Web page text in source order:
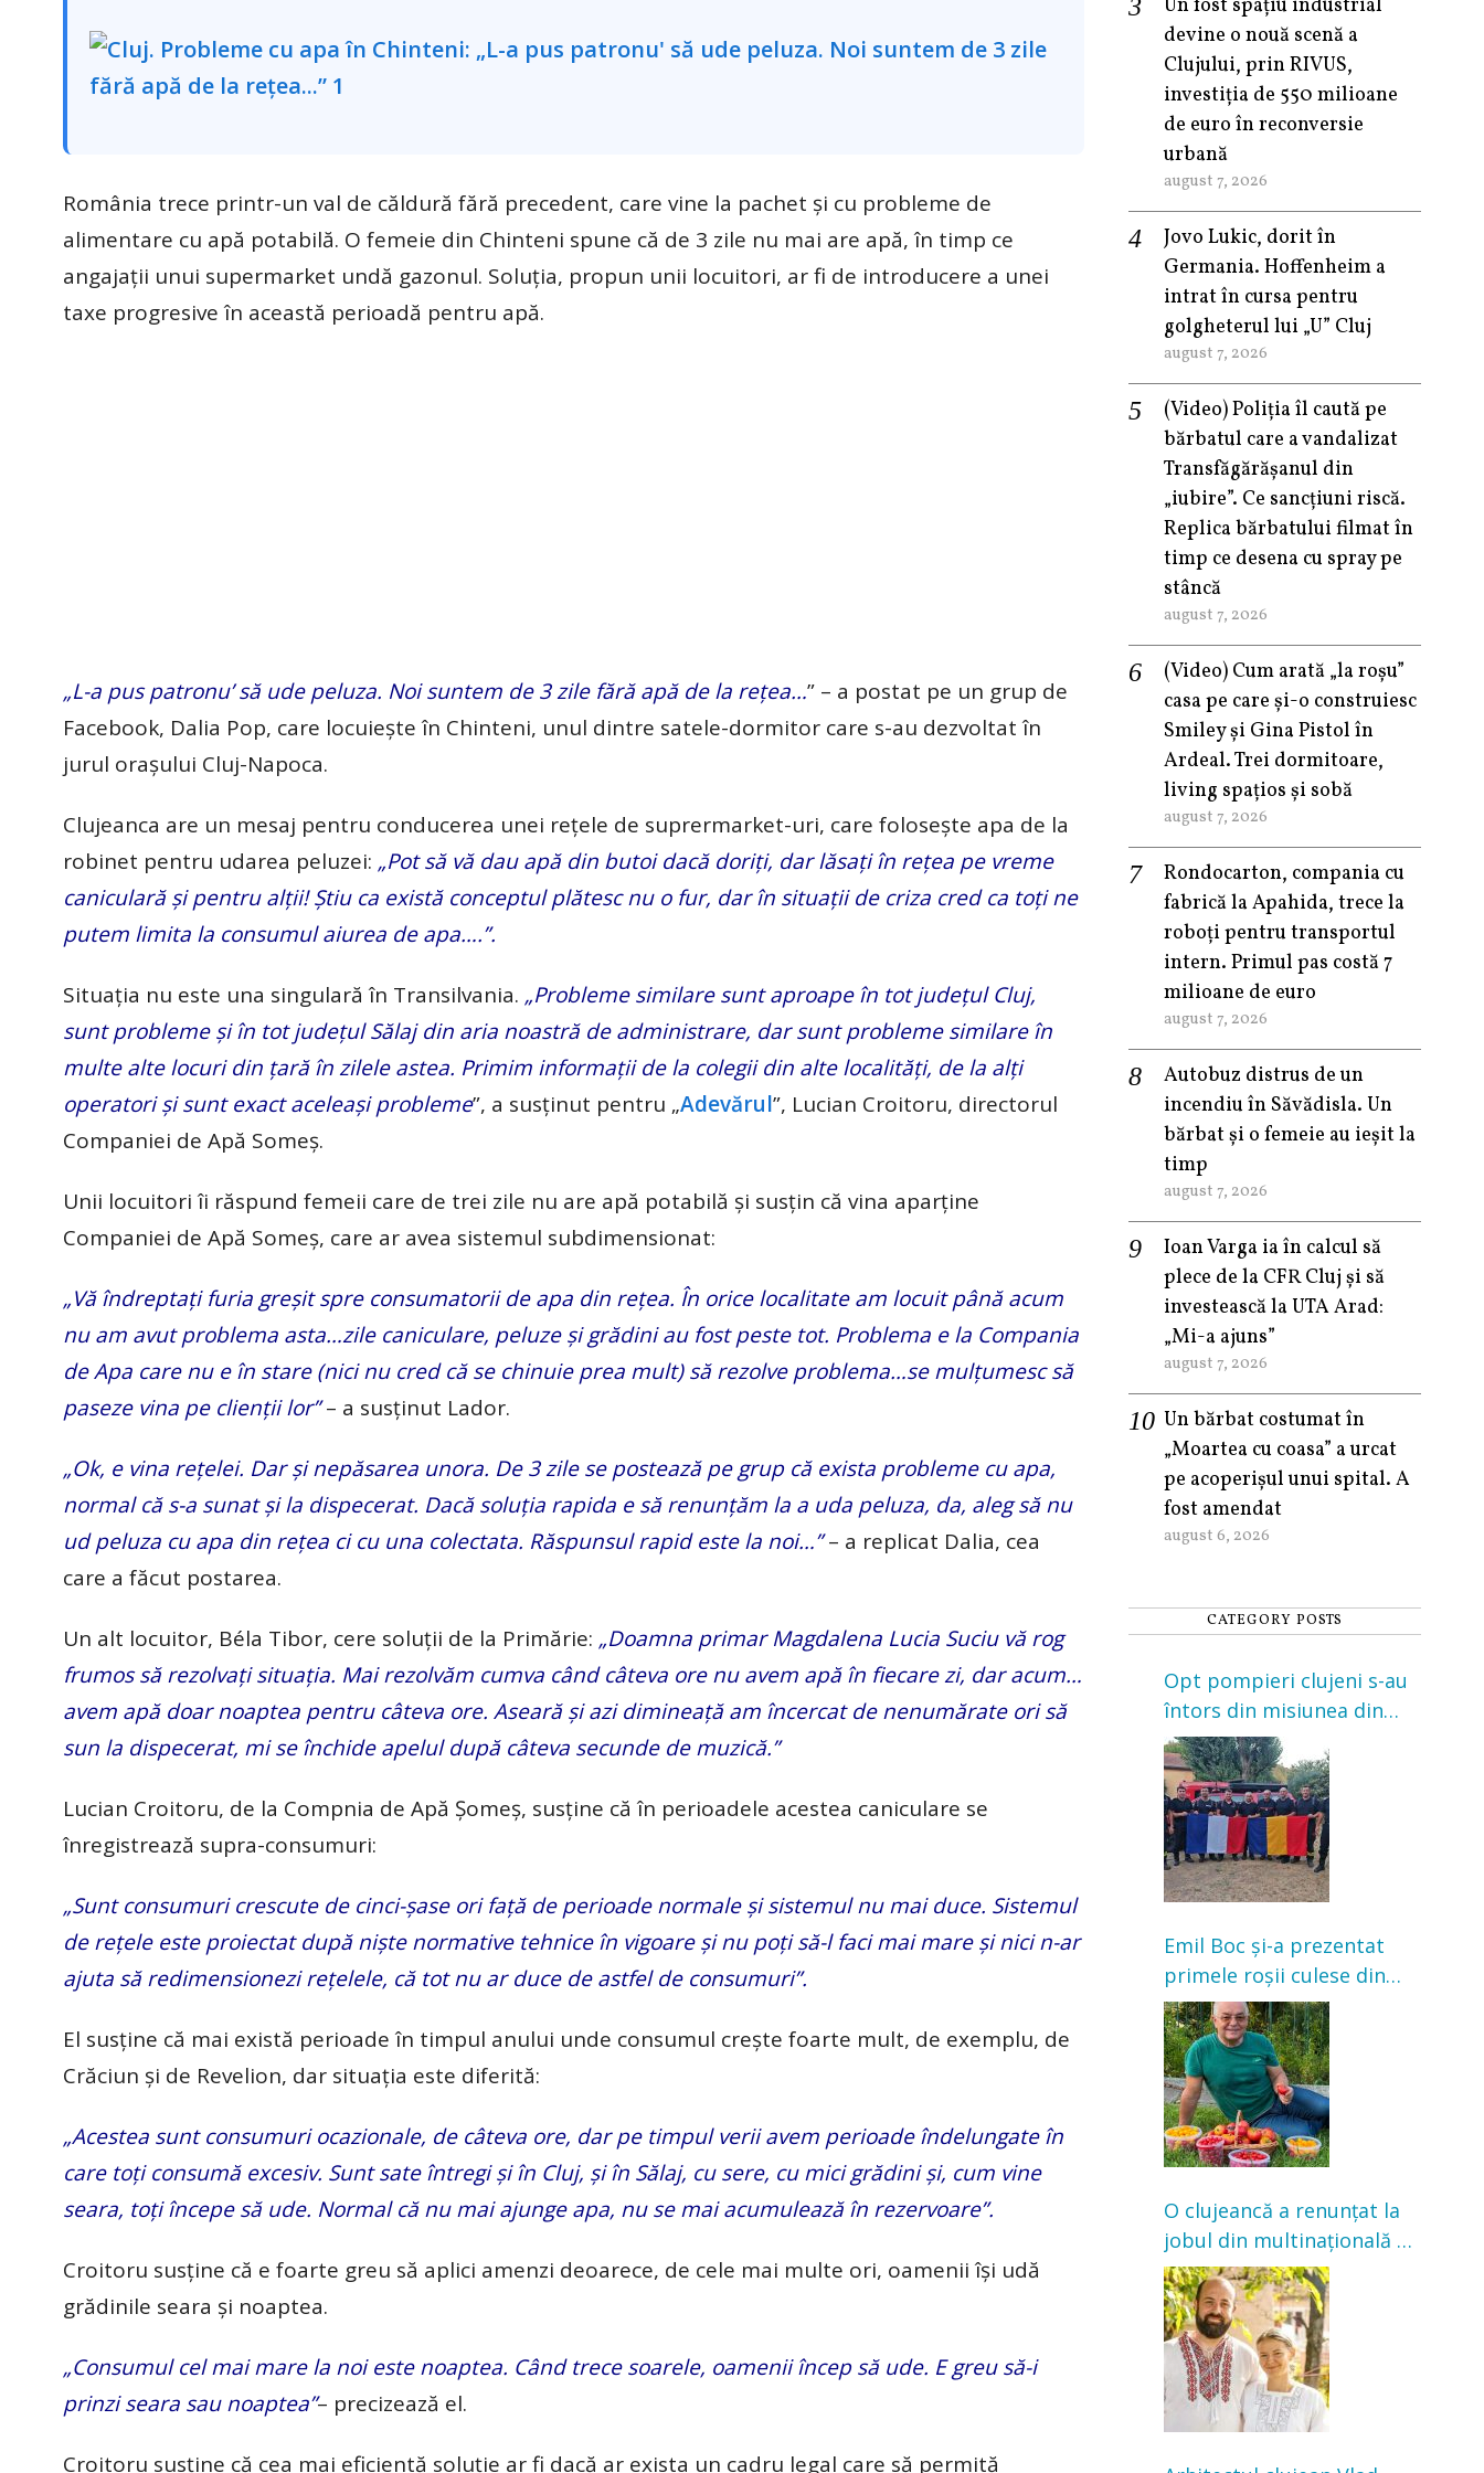
România trece printr-un val de căldură fără precedent, care vine la pachet și cu probleme de
alimentare cu apă potabilă. O femeie din Chinteni spune că de 3 zile nu mai are apă, în timp ce
angajații unui supermarket undă gazonul. Soluția, propun unii locuitori, ar fi de introducere a unei
taxe progresive în această perioadă pentru apă.
„L-a pus patronu’ să ude peluza. Noi suntem de 3 zile fără apă de la rețea…” – a postat pe un grup de
Facebook, Dalia Pop, care locuiește în Chinteni, unul dintre satele-dormitor care s-au dezvoltat în
jurul orașului Cluj-Napoca.
Clujeanca are un mesaj pentru conducerea unei rețele de suprermarket-uri, care folosește apa de la
robinet pentru udarea peluzei: „Pot să vă dau apă din butoi dacă doriți, dar lăsați în rețea pe vreme
caniculară și pentru alții! Știu ca există conceptul plătesc nu o fur, dar în situații de criza cred ca toți ne
putem limita la consumul aiurea de apa….”.
Situația nu este una singulară în Transilvania. „Probleme similare sunt aproape în tot județul Cluj,
sunt probleme și în tot județul Sălaj din aria noastră de administrare, dar sunt probleme similare în
multe alte locuri din țară în zilele astea. Primim informații de la colegii din alte localități, de la alți
operatori și sunt exact aceleași probleme”, a susținut pentru „Adevărul”, Lucian Croitoru, directorul
Companiei de Apă Someș.
Unii locuitori îi răspund femeii care de trei zile nu are apă potabilă și susțin că vina aparține
Companiei de Apă Someș, care ar avea sistemul subdimensionat:
„Vă îndreptați furia greșit spre consumatorii de apa din rețea. În orice localitate am locuit până acum
nu am avut problema asta…zile caniculare, peluze și grădini au fost peste tot. Problema e la Compania
de Apa care nu e în stare (nici nu cred că se chinuie prea mult) să rezolve problema…se mulțumesc să
paseze vina pe clienții lor”– a susținut Lador.
„Ok, e vina rețelei. Dar și nepăsarea unora. De 3 zile se postează pe grup că exista probleme cu apa,
normal că s-a sunat și la dispecerat. Dacă soluția rapida e să renunțăm la a uda peluza, da, aleg să nu
ud peluza cu apa din rețea ci cu una colectata. Răspunsul rapid este la noi…”– a replicat Dalia, cea
care a făcut postarea.
Un alt locuitor, Béla Tibor, cere soluții de la Primărie: „Doamna primar Magdalena Lucia Suciu vă rog
frumos să rezolvați situația. Mai rezolvăm cumva când câteva ore nu avem apă în fiecare zi, dar acum…
avem apă doar noaptea pentru câteva ore. Aseară și azi dimineață am încercat de nenumărate ori să
sun la dispecerat, mi se închide apelul după câteva secunde de muzică.”
Lucian Croitoru, de la Compnia de Apă Șomeș, susține că în perioadele acestea caniculare se
înregistrează supra-consumuri:
„Sunt consumuri crescute de cinci-șase ori față de perioade normale și sistemul nu mai duce. Sistemul
de rețele este proiectat după niște normative tehnice în vigoare și nu poți să-l faci mai mare și nici n-ar
ajuta să redimensionezi rețelele, că tot nu ar duce de astfel de consumuri”.
El susține că mai există perioade în timpul anului unde consumul crește foarte mult, de exemplu, de
Crăciun și de Revelion, dar situația este diferită:
„Acestea sunt consumuri ocazionale, de câteva ore, dar pe timpul verii avem perioade îndelungate în
care toți consumă excesiv. Sunt sate întregi și în Cluj, și în Sălaj, cu sere, cu mici grădini și, cum vine
seara, toți începe să ude. Normal că nu mai ajunge apa, nu se mai acumulează în rezervoare”.
Croitoru susține că e foarte greu să aplici amenzi deoarece, de cele mai multe ori, oamenii își udă
grădinile seara și noaptea.
„Consumul cel mai mare la noi este noaptea. Când trece soarele, oamenii încep să ude. E greu să-i
prinzi seara sau noaptea”– precizează el.
Croitoru susține că cea mai eficientă soluție ar fi dacă ar exista un cadru legal care să permită
Un fost spațiu industrial
devine o nouă scenă a
Clujului, prin RIVUS,
investiția de 550 milioane
de euro în reconversie
urbană
august 7, 2026
Jovo Lukic, dorit în
Germania. Hoffenheim a
intrat în cursa pentru
golgheterul lui „U” Cluj
august 7, 2026
(Video) Poliția îl caută pe
bărbatul care a vandalizat
Transfăgărășanul din
„iubire”. Ce sancțiuni riscă.
Replica bărbatului filmat în
timp ce desena cu spray pe
stâncă
august 7, 2026
(Video) Cum arată „la roşu”
casa pe care şi-o construiesc
Smiley şi Gina Pistol în
Ardeal. Trei dormitoare,
living spațios și sobă
august 7, 2026
Rondocarton, compania cu
fabrică la Apahida, trece la
roboți pentru transportul
intern. Primul pas costă 7
milioane de euro
august 7, 2026
Autobuz distrus de un
incendiu în Săvădisla. Un
bărbat și o femeie au ieșit la
timp
august 7, 2026
Ioan Varga ia în calcul să
plece de la CFR Cluj și să
investească la UTA Arad:
„Mi-a ajuns”
august 7, 2026
Un bărbat costumat în
„Moartea cu coasa” a urcat
pe acoperișul unui spital. A
fost amendat
august 6, 2026
CATEGORY POSTS
Opt pompieri clujeni s-au
întors din misiunea din
Franța. Au intervenit la
incendii de vegetație și
pădure
Emil Boc și-a prezentat
primele roșii culese din
grădină: „Niciun magazin
nu poate oferi această
satisfacție”
O clujeancă a renunțat la
jobul din multinațională și
s-a mutat la țară. Acum
cultivă legume în grădina
bunicilor